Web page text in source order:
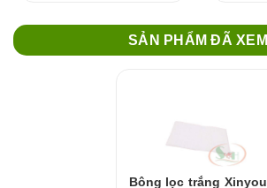
SẢN PHẨM ĐÃ XEM
Bông lọc trắng Xinyou